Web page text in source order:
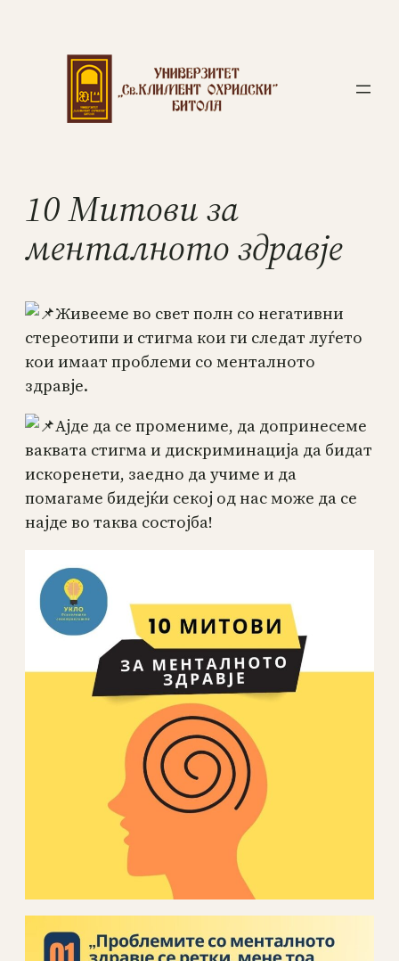
10 Митови за
менталното здравје
Живееме во свет полн со негативни
стереотипи и стигма кои ги следат луѓето
кои имаат проблеми со менталното
здравје.
Ајде да се промениме, да допринесеме
ваквата стигма и дискриминација да бидат
искоренети, заедно да учиме и да
помагаме бидејќи секој од нас може да се
најде во таква состојба!